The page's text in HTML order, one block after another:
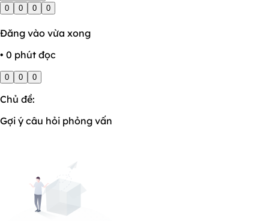
0
0 0 0
Đăng vào vừa xong
• 0 phút đọc
0 0 0
Chủ đề:
Gợi ý câu hỏi phỏng vấn